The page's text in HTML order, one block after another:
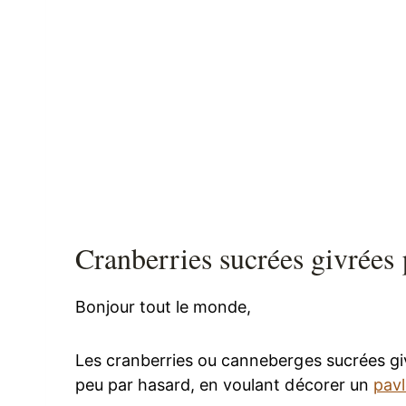
Cranberries sucrées
Bonjour tout le monde,
Les cranberries ou canneberges sucrées
peu par hasard, en voulant décorer un